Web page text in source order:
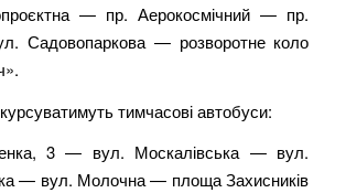
— пр. Аерокосмічний — пр.
Садовопаркова — розворотне коло
тимчасові автобуси:
3 — вул. Москалівська — вул.
— вул. Молочна — площа Захисників